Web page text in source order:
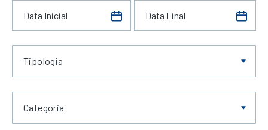
Tipologia
Categoria